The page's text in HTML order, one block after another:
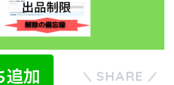
SHARE